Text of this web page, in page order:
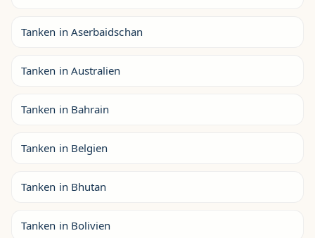
Tanken in Aserbaidschan
Tanken in Australien
Tanken in Bahrain
Tanken in Belgien
Tanken in Bhutan
Tanken in Bolivien